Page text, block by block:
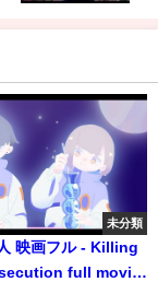
未分類
映画フル - Killing
full movie